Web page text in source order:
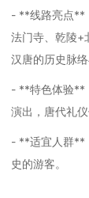
- **线路亮点**
法门寺、乾陵+
汉唐的历史脉
- **特色体验**
演出，唐代礼
- **适宜人群**
史的游客。